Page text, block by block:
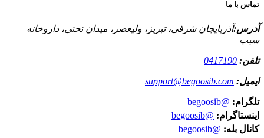
تماس با ما
آدرس:آذربایجان شرقی، تبریز، ولیعصر، میدان تحتی، داروخانه
سیب
تلفن: 0417190
ایمیل: support@begoosib.com
تلگرام: @begoosib
اینستاگرام: @begoosib
کانال بله: @begoosib